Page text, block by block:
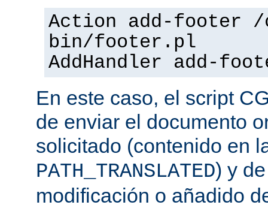
Action add-footer
bin/footer.pl
AddHandler add-
En este caso, el script
de enviar el documento
solicitado (contenido en
PATH_TRANSLATED) y
modificación o añadido